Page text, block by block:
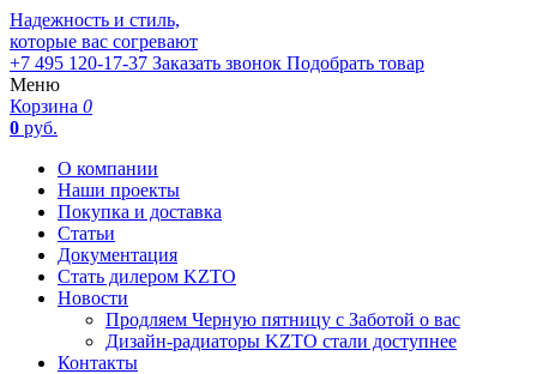
Надежность и стиль,
которые вас согревают
+7 495 120-17-37 Заказать звонок Подобрать товар
Меню
Корзина 0
0 руб.
О компании
Наши проекты
Покупка и доставка
Статьи
Документация
Стать дилером KZTO
Новости
Продляем Черную пятницу с Заботой о вас
Дизайн-радиаторы KZTO стали доступнее
Контакты